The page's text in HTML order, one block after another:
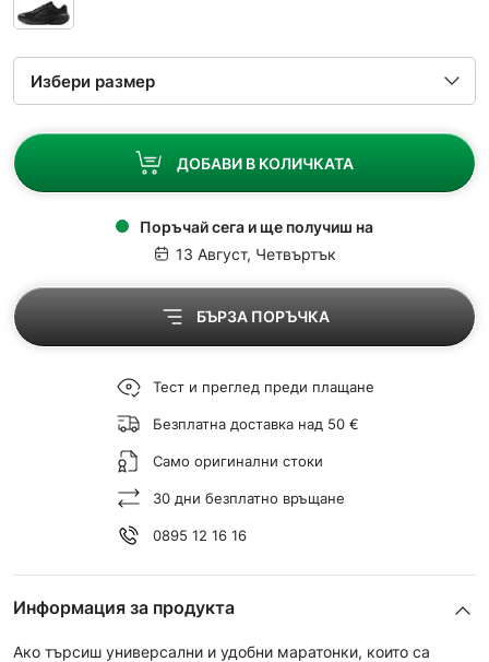
ДОБАВИ В КОЛИЧКАТА
Поръчай сега и ще получиш на
13 Август, Четвъртък
БЪРЗА ПОРЪЧКА
Тест и преглед преди плащане
Безплатна доставка над 50 €
Само оригинални стоки
30 дни безплатно връщане
0895 12 16 16
Информация за продукта
Ако търсиш универсални и удобни маратонки, които са